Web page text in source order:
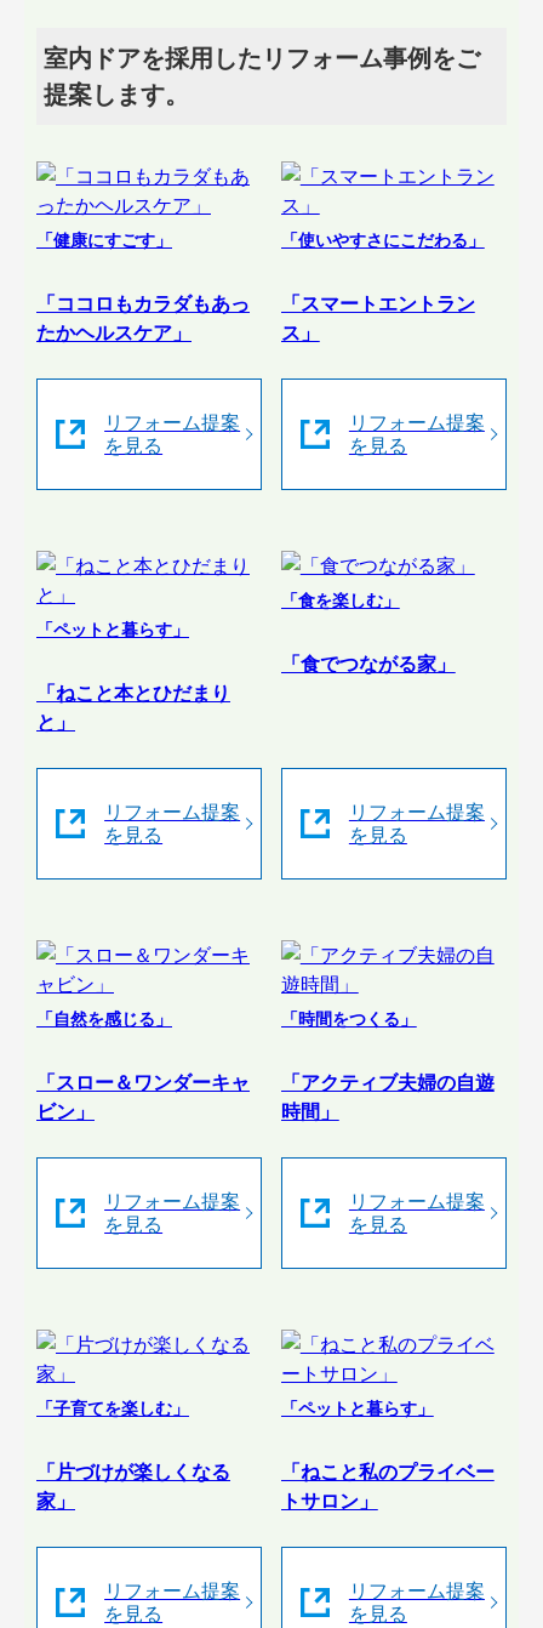
室内ドアを採用したリフォーム事例をご
提案します。
「健康にすごす」
「ココロもカラダもあっ
たかヘルスケア」
リフォーム提案
を見る
「使いやすさにこだわる」
「スマートエントラン
ス」
リフォーム提案
を見る
「ペットと暮らす」
「ねこと本とひだまり
と」
リフォーム提案
を見る
「食を楽しむ」
「食でつながる家」
リフォーム提案
を見る
「自然を感じる」
「スロー＆ワンダーキャ
ビン」
リフォーム提案
を見る
「時間をつくる」
「アクティブ夫婦の自遊
時間」
リフォーム提案
を見る
「子育てを楽しむ」
「片づけが楽しくなる
家」
リフォーム提案
を見る
「ペットと暮らす」
「ねこと私のプライベー
トサロン」
リフォーム提案
を見る